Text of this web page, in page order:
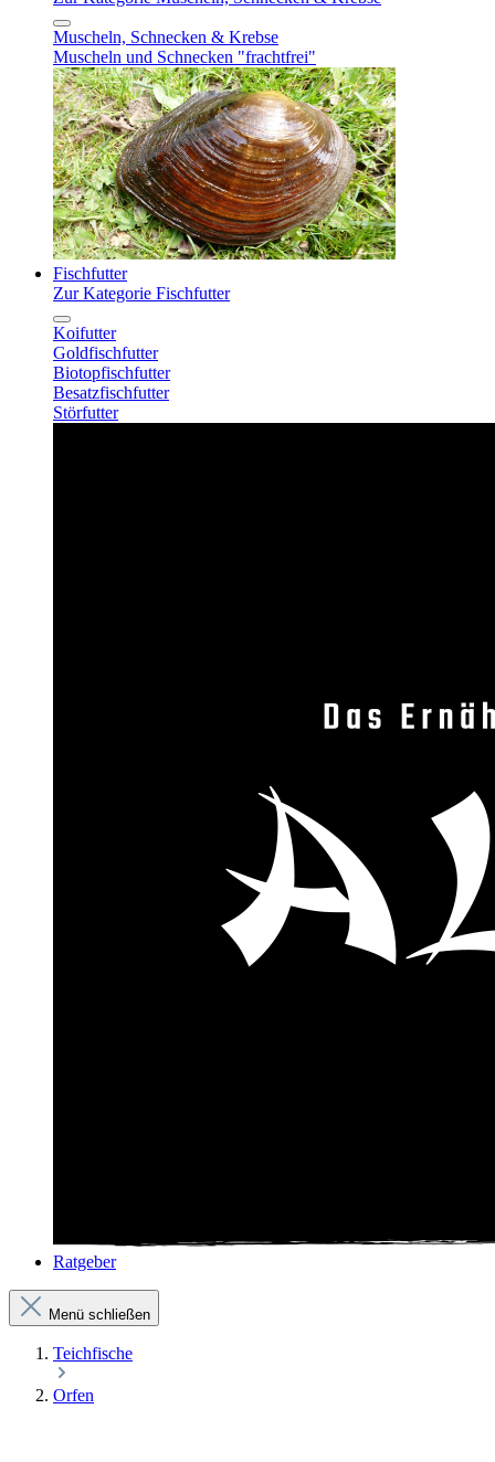
Muscheln, Schnecken & Krebse
Muscheln und Schnecken "frachtfrei"
Fischfutter
Zur Kategorie Fischfutter
Koifutter
Goldfischfutter
Biotopfischfutter
Besatzfischfutter
Störfutter
Ratgeber
Menü schließen
Teichfische
Orfen